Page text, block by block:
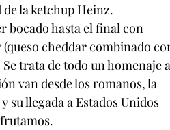
la ketchup Heinz.
bocado hasta el final con
(queso cheddar combinado
trata de todo un homenaje a
van desde los romanos, la
su llegada a Estados Unidos